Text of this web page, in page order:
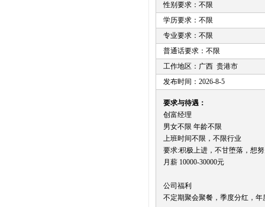
性别要求：不限
学历要求：不限
专业要求：不限
普通话要求：不限
工作地区：广西 贵港市
发布时间：2026-8-5
要求与待遇：
创富经理
男女不限 年龄不限
上班时间不限，不限行业
要求:积极上进，不甘堕落，想
月薪 10000-30000元
公司福利
不定期聚会聚餐，季度分红，年